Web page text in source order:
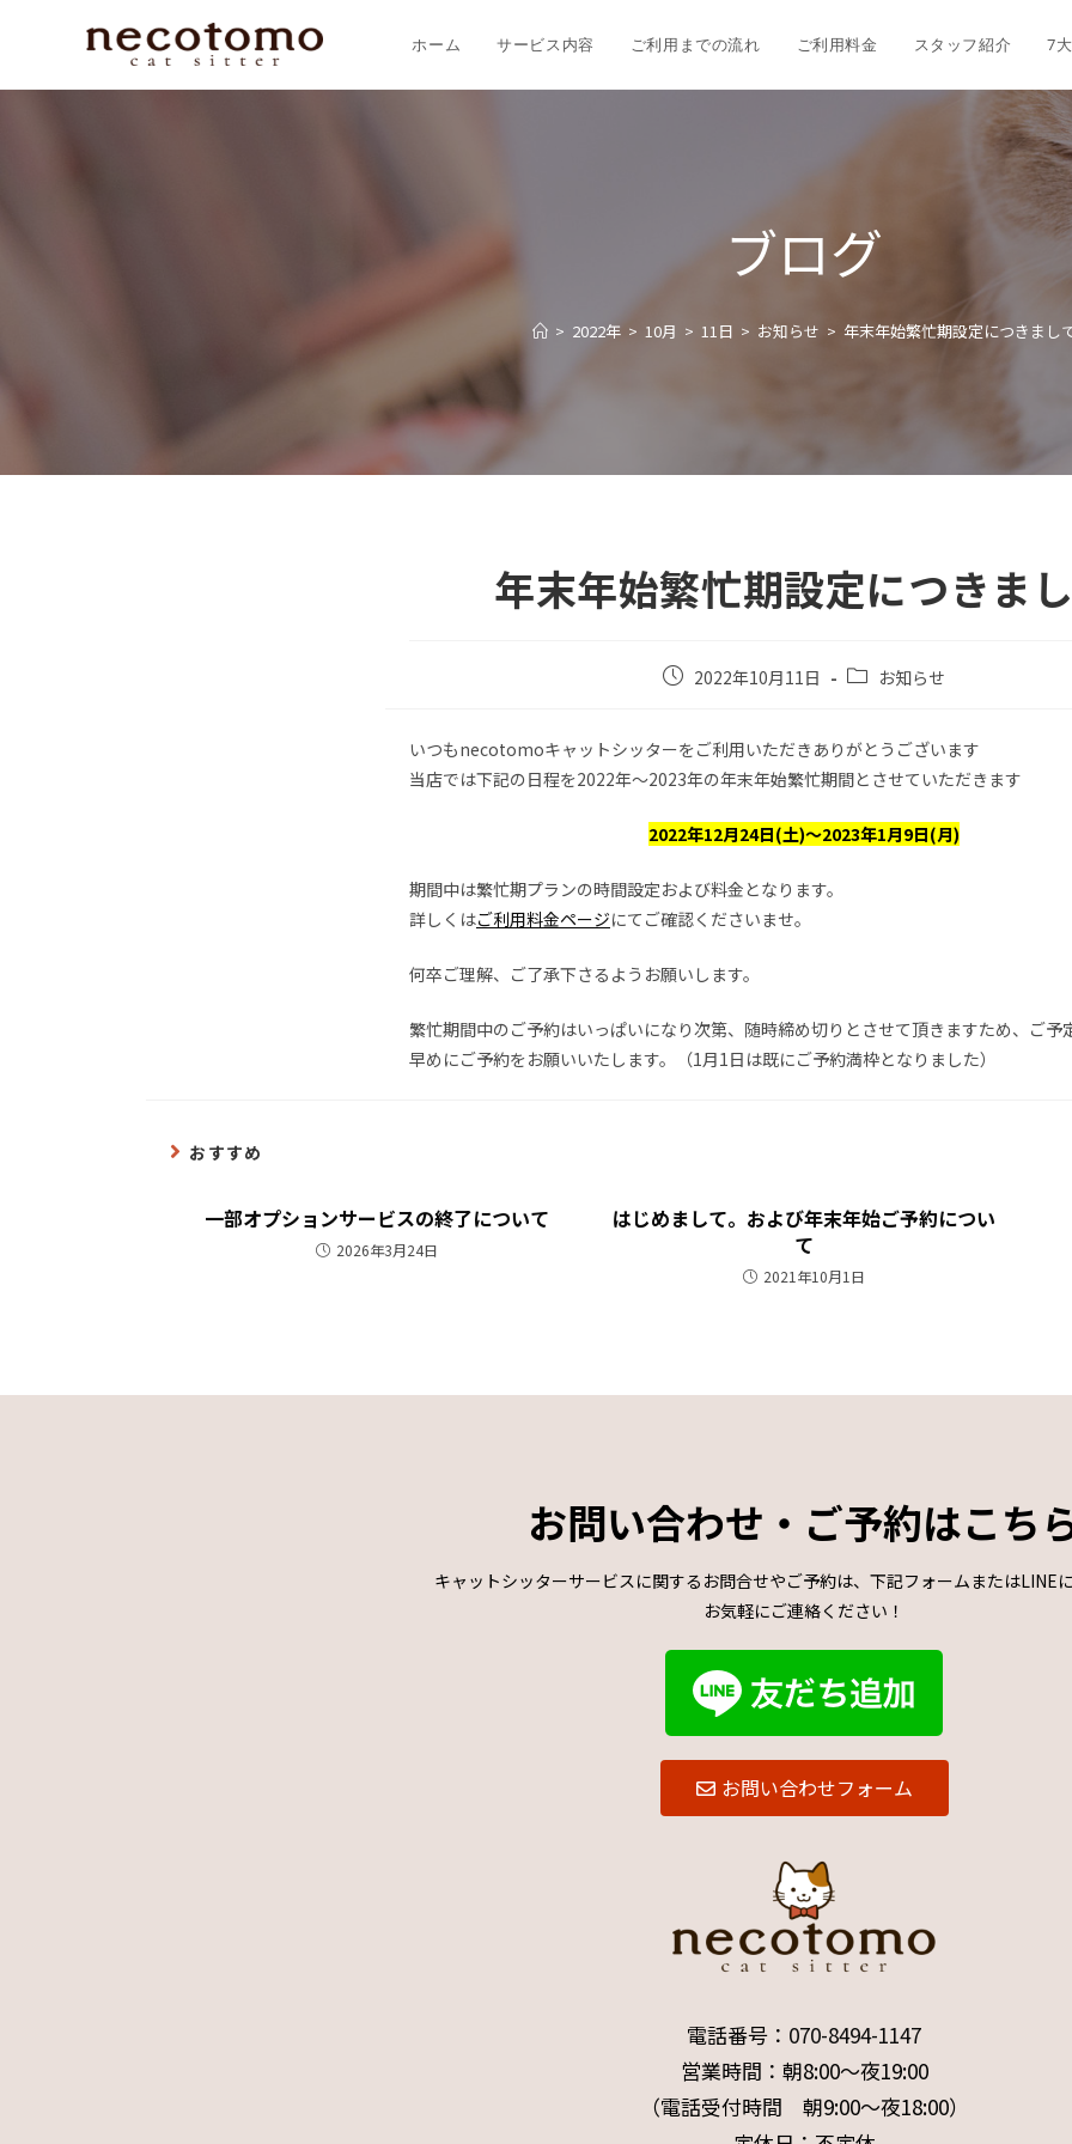
ホーム サービス内容 ご利用までの流れ ご利用料金 スタッフ紹介 7
ブログ
> 2022年 > 10月 > 11日 > お知らせ > 年末年始繁忙期設定につきまし
年末年始繁忙期設定につきま
2022年10月11日 お知らせ
いつもnecotomoキャットシッターをご利用いただきありがとうございます
当店では下記の日程を2022年～2023年の年末年始繁忙期間とさせていただきます
2022年12月24日(土)～2023年1月9日(月)
期間中は繁忙期プランの時間設定および料金となります。
詳しくはご利用料金ページにてご確認くださいませ。
何卒ご理解、ご了承下さるようお願いします。
繁忙期間中のご予約はいっぱいになり次第、随時締め切りとさせて頂きますため、ご予
早めにご予約をお願いいたします。（1月1日は既にご予約満枠となりました）
おすすめ
一部オプションサービスの終了について
2026年3月24日
はじめまして。および年末年始ご予約につい
て
2021年10月1日
お問い合わせ・ご予約はこち
キャットシッターサービスに関するお問合せやご予約は、下記フォームまたはLINEに
お気軽にご連絡ください！
お問い合わせフォーム
電話番号： 070-8494-1147
営業時間：朝8:00～夜19:00
（電話受付時間 朝9:00～夜18:00）